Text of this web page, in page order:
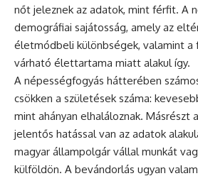
nőt jeleznek az adatok, mint férfit. A
demográfiai sajátosság, amely az
életmódbeli különbségek, valamint a
várható élettartama miatt alakul így.
A népességfogyás hátterében
csökken a születések száma:
mint ahányan elhaláloznak. Másrészt
jelentős hatással van az adatok
magyar állampolgár vállal munkát
külföldön. A bevándorlás ugyan